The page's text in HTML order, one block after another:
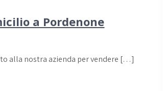
a Pordenone
alla nostra azienda per vendere […]